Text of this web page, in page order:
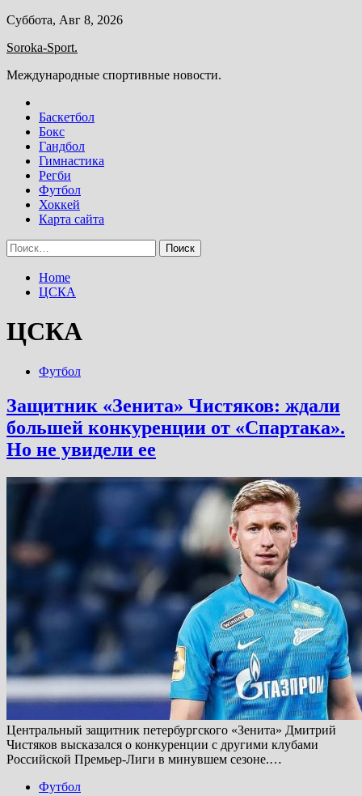
Skip
content
Суббота, Авг 8, 2026
Soroka-Sport.
Международные спортивные новости.
Баскетбол
Бокс
Гандбол
Гимнастика
Регби
Футбол
Хоккей
Карта сайта
Найти:
Home
ЦСКА
ЦСКА
Футбол
Защитник «Зенита» Чистяков: ждали
большей конкуренции от «Спартака».
Но не увидели ее
Центральный защитник петербургского «Зенита» Дмитрий
Чистяков высказался о конкуренции с другими клубами
Российской Премьер-Лиги в минувшем сезоне.…
Футбол